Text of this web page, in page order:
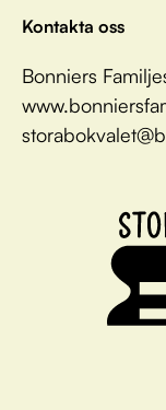
Kontakta oss
Bonniers